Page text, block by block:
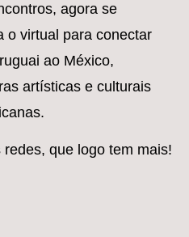
agora se
o virtual para conectar
ao México,
artísticas e culturais
que logo tem mais!